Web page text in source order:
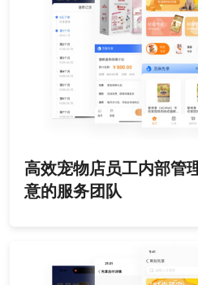
高效宠物店员工内部管
意的服务团队